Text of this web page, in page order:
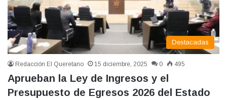
Destacadas
Redacción El Queretano 15 diciembre, 2025 0 495
Aprueban la Ley de Ingresos y el
Presupuesto de Egresos 2026 del Estado